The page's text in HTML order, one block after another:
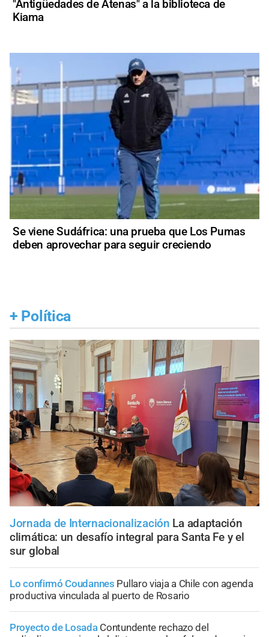
"Antigüedades de Atenas" a la biblioteca de
Kiama
Se viene Sudáfrica: una prueba que Los Pumas
deben aprovechar para seguir creciendo
+ Política
Jornada de Internacionalización La adaptación
climática: un desafío integral para Santa Fe y el
sur global
Lo confirmó Coudannes Pullaro viaja a Chile con agenda
productiva vinculada al puerto de Rosario
Proyecto de Losada Contundente rechazo del